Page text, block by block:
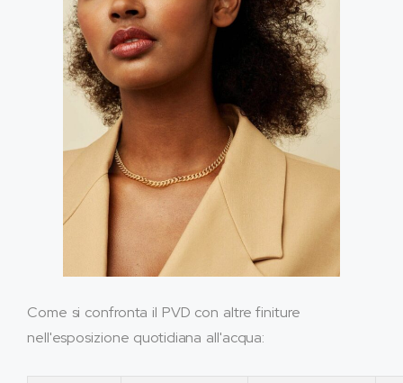
Come si confronta il PVD con altre finiture
nell'esposizione quotidiana all'acqua: